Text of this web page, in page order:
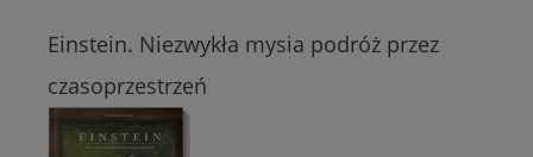
Einstein. Niezwykła mysia podróż przez
czasoprzestrzeń